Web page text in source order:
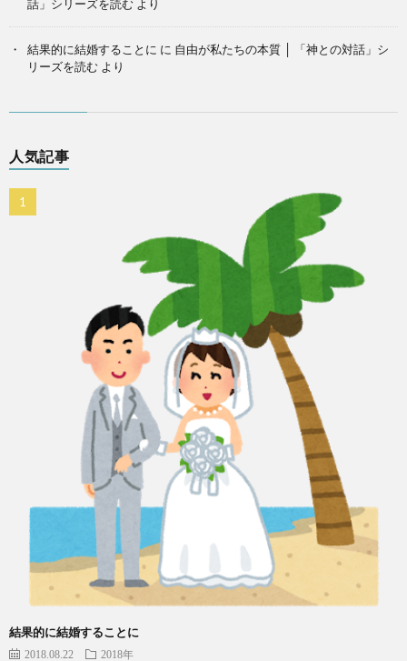
話」シリーズを読む より
結果的に結婚することに に 自由が私たちの本質 │ 「神との対話」シ
リーズを読む より
人気記事
結果的に結婚することに
2018.08.22 2018年